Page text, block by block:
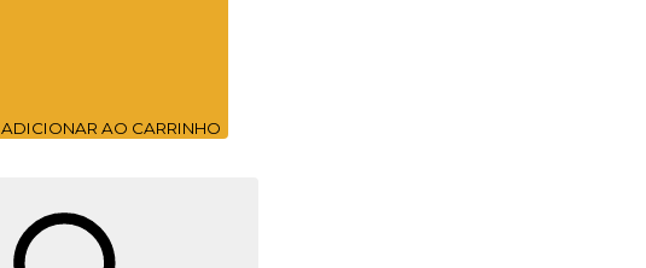
ADICIONAR AO CARRINHO